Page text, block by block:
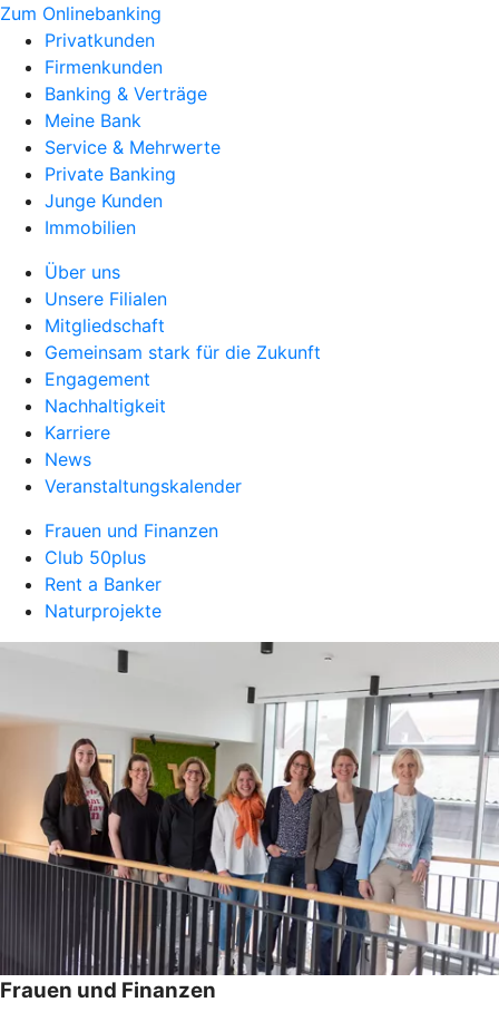
Zum Onlinebanking
Privatkunden
Firmenkunden
Banking & Verträge
Meine Bank
Service & Mehrwerte
Private Banking
Junge Kunden
Immobilien
Über uns
Unsere Filialen
Mitgliedschaft
Gemeinsam stark für die Zukunft
Engagement
Nachhaltigkeit
Karriere
News
Veranstaltungskalender
Frauen und Finanzen
Club 50plus
Rent a Banker
Naturprojekte
Frauen und Finanzen